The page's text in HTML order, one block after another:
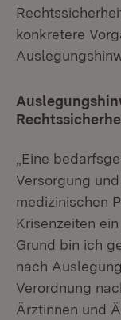
konkretere
„Eine
Versorgung
medizinischen
Krisenzeiten
Grund bin ich
nach
Verordnung
Ärztinnen und